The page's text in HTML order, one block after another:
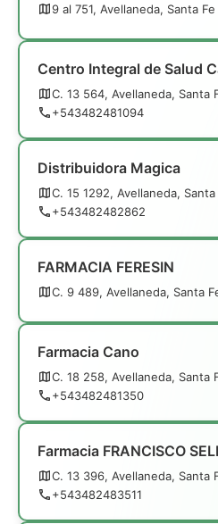
9 al 751, Avellaneda, Santa Fe
Centro Integral de Salud
C. 13 564, Avellaneda, Santa
+543482481094
Distribuidora Magica
C. 15 1292, Avellaneda, Santa
+543482482862
FARMACIA FERESIN
C. 9 489, Avellaneda, Santa
Farmacia Cano
C. 18 258, Avellaneda, Santa
+543482481350
Farmacia FRANCISCO
C. 13 396, Avellaneda, Santa
+543482483511